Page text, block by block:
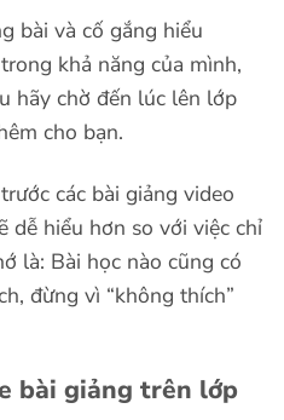
bài và cố gắng hiểu
khả năng của mình,
hãy chờ đến lúc lên lớp
cho bạn.
các bài giảng video
dễ hiểu hơn so với việc chỉ
là: Bài học nào cũng có
đừng vì “không thích”
bài giảng trên lớp